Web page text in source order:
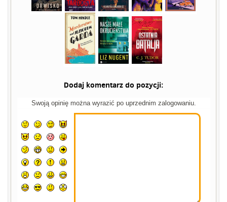
Dodaj komentarz do pozycji:
Swoją opinię można wyrazić po uprzednim zalogowaniu.